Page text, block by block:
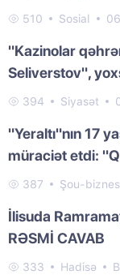
510 Sosial
"Kazinolar
Seliverstov",
394 Siyasət
"Yeraltı"nın 17
müraciət etdi:
387 Şou-biznes
İlisuda
RƏSMİ CAVAB
333 Hadisə